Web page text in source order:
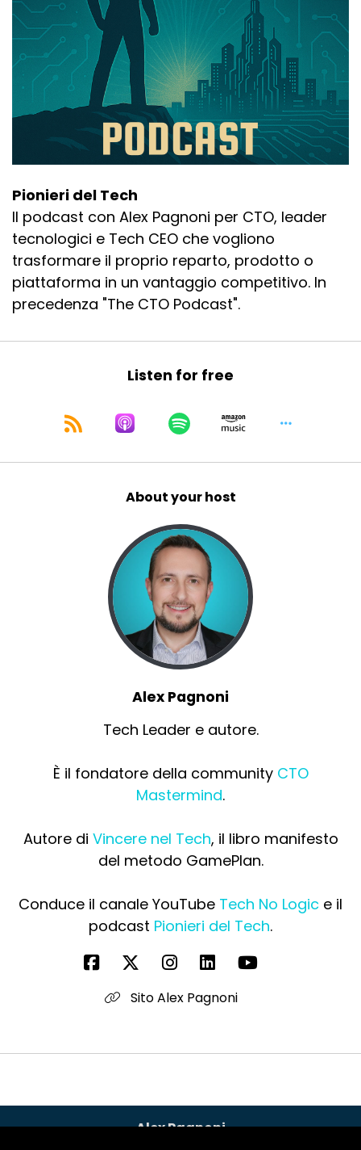
Pionieri del Tech
Il podcast con Alex Pagnoni per CTO, leader
tecnologici e Tech CEO che vogliono
trasformare il proprio reparto, prodotto o
piattaforma in un vantaggio competitivo. In
precedenza "The CTO Podcast".
Listen for free
About your host
Alex Pagnoni
Tech Leader e autore.
È il fondatore della community CTO
Mastermind.
Autore di Vincere nel Tech, il libro manifesto
del metodo GamePlan.
Conduce il canale YouTube Tech No Logic e il
podcast Pionieri del Tech.
Sito Alex Pagnoni
Alex Pagnoni